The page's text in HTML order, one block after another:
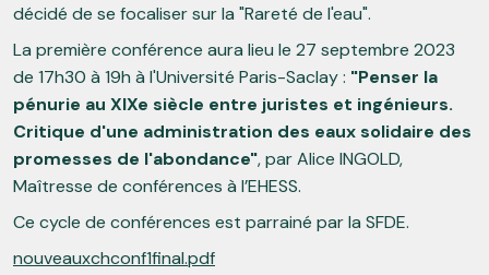
décidé de se focaliser sur la "Rareté de l'eau".
La première conférence aura lieu le 27 septembre 2023
de 17h30 à 19h à l'Université Paris-Saclay : "Penser la
pénurie au XIXe siècle entre juristes et ingénieurs.
Critique d'une administration des eaux solidaire des
promesses de l'abondance", par Alice INGOLD,
Maîtresse de conférences à l’EHESS.
Ce cycle de conférences est parrainé par la SFDE.
nouveauxchconf1final.pdf